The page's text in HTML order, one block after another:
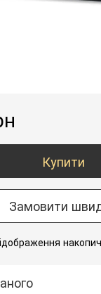
Купити
Замовити